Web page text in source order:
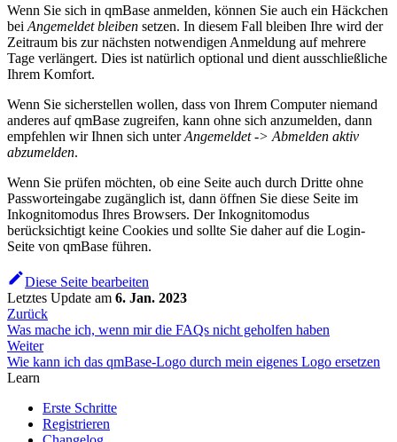
Wenn Sie sich in qmBase anmelden, können Sie auch ein Häckchen
bei Angemeldet bleiben setzen. In diesem Fall bleiben Ihre wird der
Zeitraum bis zur nächsten notwendigen Anmeldung auf mehrere
Tage verlängert. Dies ist natürlich optional und dient ausschließliche
Ihrem Komfort.
Wenn Sie sicherstellen wollen, dass von Ihrem Computer niemand
anderes auf qmBase zugreifen, kann ohne sich anzumelden, dann
empfehlen wir Ihnen sich unterAngemeldet -> Abmelden aktiv
abzumelden.
Wenn Sie prüfen möchten, ob eine Seite auch durch Dritte ohne
Passworteingabe zugänglich ist, dann öffnen Sie diese Seite im
Inkognitomodus Ihres Browsers. Der Inkognitomodus
berücksichtigt keine Cookies und sollte Sie daher auf die Login-
Seite von qmBase führen.
Diese Seite bearbeiten
Letztes Update am 6. Jan. 2023
Zurück
Was mache ich, wenn mir die FAQs nicht geholfen haben
Weiter
Wie kann ich das qmBase-Logo durch mein eigenes Logo ersetzen
Learn
Erste Schritte
Registrieren